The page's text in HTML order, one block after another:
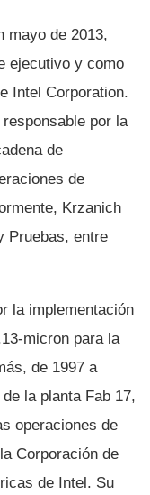
mayo de 2013,
ejecutivo y como
Intel Corporation.
por la
de
de
Krzanich
Pruebas, entre
la implementación
micron para la
de 1997 a
la planta Fab 17,
operaciones de
Corporación de
de Intel. Su